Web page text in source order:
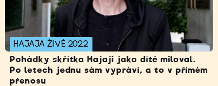
HAJAJA ŽIVĚ 2022
Pohádky skřítka Hajaji jako dítě miloval.
Po letech jednu sám vypráví, a to v přímém
přenosu